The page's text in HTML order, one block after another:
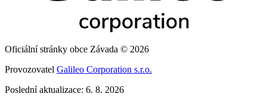
Oficiální stránky obce Závada © 2026
Provozovatel Galileo Corporation s.r.o.
Poslední aktualizace: 6. 8. 2026